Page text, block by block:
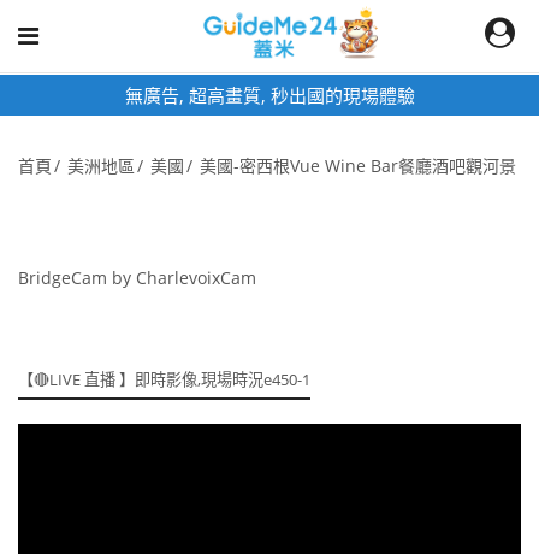
無廣告, 超高畫質, 秒出國的現場體驗
首頁 美洲地區 美國 美國-密西根Vue Wine Bar餐廳酒吧觀河景
BridgeCam by CharlevoixCam
【🔴LIVE 直播 】即時影像,現場時況e450-1